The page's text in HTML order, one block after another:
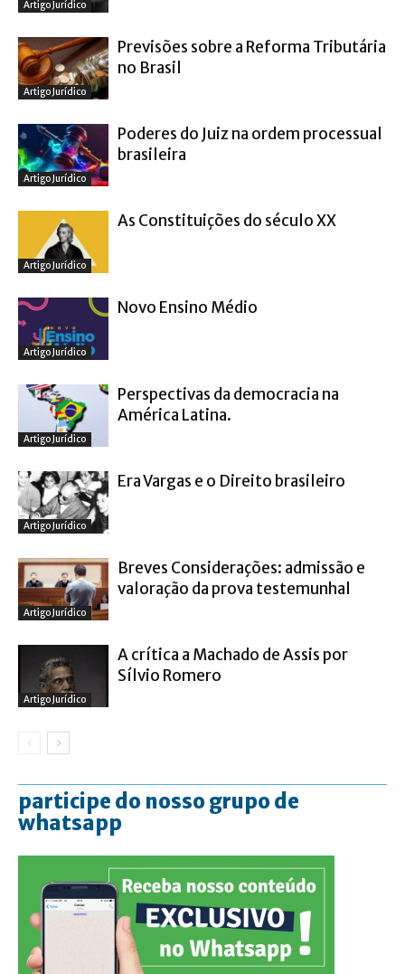
Artigo Jurídico
Artigo Jurídico
Previsões sobre a Reforma Tributária
no Brasil
Artigo Jurídico
Poderes do Juiz na ordem processual
brasileira
Artigo Jurídico
As Constituições do século XX
Artigo Jurídico
Novo Ensino Médio
Artigo Jurídico
Perspectivas da democracia na
América Latina.
Artigo Jurídico
Era Vargas e o Direito brasileiro
Artigo Jurídico
Breves Considerações: admissão e
valoração da prova testemunhal
Artigo Jurídico
A crítica a Machado de Assis por
Sílvio Romero
participe do nosso grupo de
whatsapp